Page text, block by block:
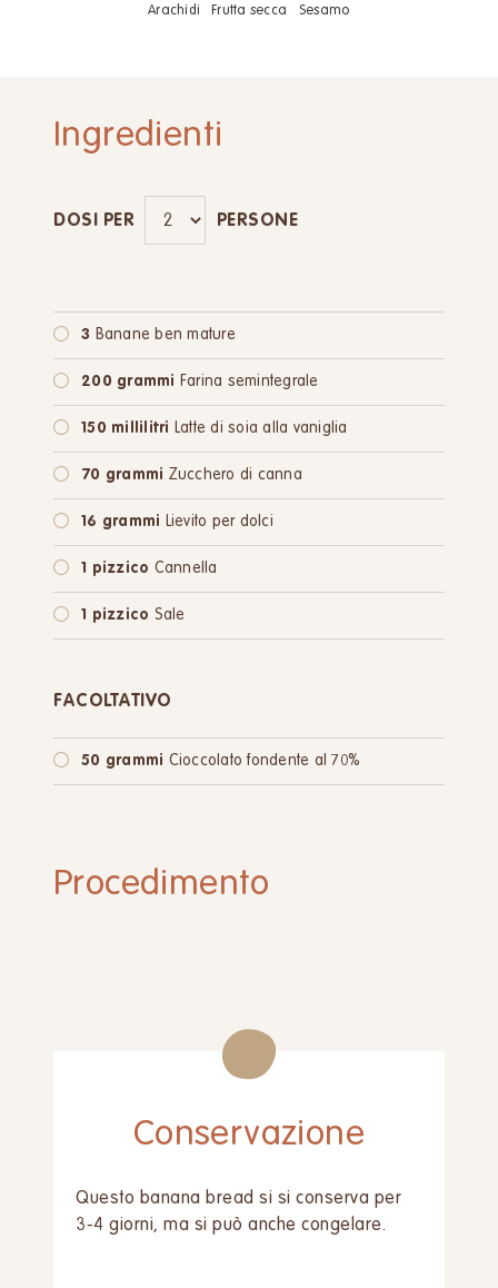
Arachidi Frutta secca Sesamo
Ingredienti
DOSI PER PERSONE
3 Banane ben mature
200 grammi Farina semintegrale
150 millilitri Latte di soia alla vaniglia
70 grammi Zucchero di canna
16 grammi Lievito per dolci
1 pizzico Cannella
1 pizzico Sale
FACOLTATIVO
50 grammi Cioccolato fondente al 70%
Procedimento
Conservazione
Questo banana bread si si conserva per
3-4 giorni, ma si può anche congelare.